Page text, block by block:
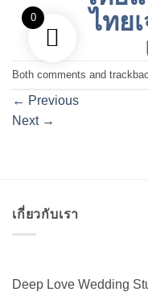
Both comments and
← Previous
Next →
เกี่ยวกับเรา
Deep Love Wedding
0